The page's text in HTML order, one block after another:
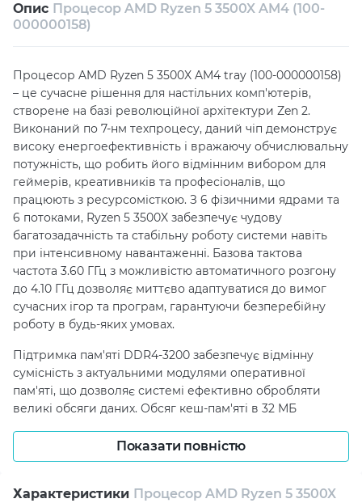
Власний сервісний центр Технічна підтримка
Опис Процесор AMD Ryzen 5 3500X AM4 (100-
000000158)
Процесор AMD Ryzen 5 3500X AM4 tray (100-000000158)
– це сучасне рішення для настільних комп'ютерів,
створене на базі революційної архітектури Zen 2.
Виконаний по 7-нм техпроцесу, даний чіп демонструє
високу енергоефективність і вражаючу обчислювальну
потужність, що робить його відмінним вибором для
геймерів, креативників та професіоналів, що
працюють з ресурсомісткою. З 6 фізичними ядрами та
6 потоками, Ryzen 5 3500X забезпечує чудову
багатозадачність та стабільну роботу системи навіть
при інтенсивному навантаженні. Базова тактова
частота 3.60 ГГц з можливістю автоматичного розгону
до 4.10 ГГц дозволяє миттєво адаптуватися до вимог
сучасних ігор та програм, гарантуючи безперебійну
роботу в будь-яких умовах.
Підтримка пам'яті DDR4-3200 забезпечує відмінну
сумісність з актуальними модулями оперативної
пам'яті, що дозволяє системі ефективно обробляти
великі обсяги даних. Обсяг кеш-пам'яті в 32 МБ
обчислювальних завдань, що особливо важливо під час
роботи з багатозадачністю та запуску складних
свідчить про низьке енергоспоживання, що позитивно
Показати повністю
Характеристики Процесор AMD Ryzen 5 3500X